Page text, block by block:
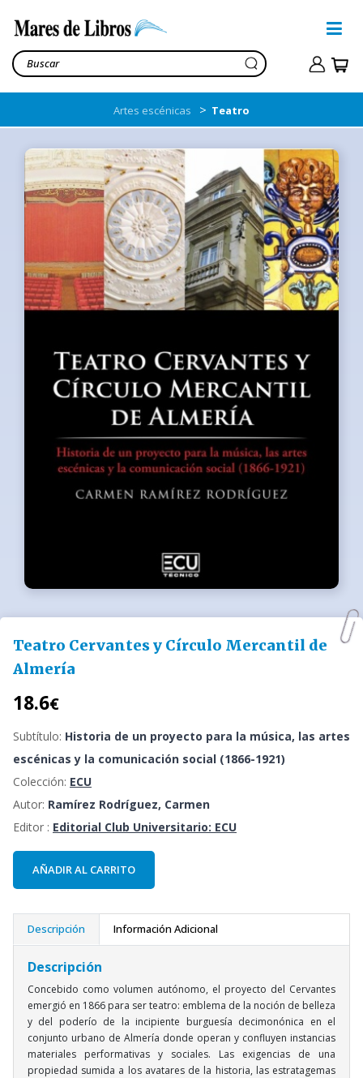
Artes escénicas > Teatro
Teatro Cervantes y Círculo Mercantil de
Almería
18.6€
Subtítulo: Historia de un proyecto para la música, las artes
escénicas y la comunicación social (1866-1921)
Colección: ECU
Autor: Ramírez Rodríguez, Carmen
Editor : Editorial Club Universitario: ECU
AÑADIR AL CARRITO
Descripción Información Adicional
Descripción
Concebido como volumen autónomo, el proyecto del Cervantes
emergió en 1866 para ser teatro: emblema de la noción de belleza
y del poderío de la incipiente burguesía decimonónica en el
conjunto urbano de Almería donde operan y confluyen instancias
materiales performativas y sociales. Las exigencias de una
propiedad sumida a los avatares de la historia, las estratagemas